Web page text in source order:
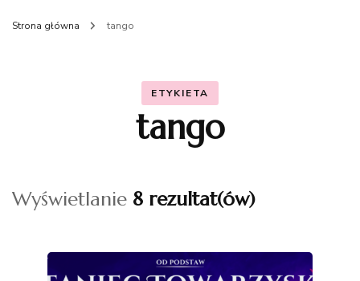
Strona główna tango
ETYKIETA
tango
Wyświetlanie 8 rezultat(ów)